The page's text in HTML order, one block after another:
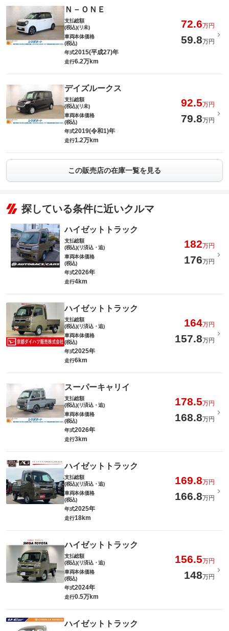
Ｎ－ＯＮＥ
支払総額
(税込)(リ未)
72.6万円
車両本体価格
(税込)
59.8万円
年式2015(平成27)年
走行6.2万km
デイズルークス
支払総額
(税込)(リ未)
92.5万円
車両本体価格
(税込)
79.8万円
年式2019(令和1)年
走行1.2万km
この販売店の在庫一覧を見る
探している条件に近いクルマ
ハイゼットトラック
支払総額
(税込)(リ済込・追)
182万円
車両本体価格
(税込)
176万円
年式2026年
走行4km
ハイゼットトラック
支払総額
(税込)(リ済込・追)
164万円
車両本体価格
(税込)
157.8万円
年式2025年
走行6km
スーパーキャリイ
支払総額
(税込)(リ済込・追)
178.5万円
車両本体価格
(税込)
168.8万円
年式2026年
走行3km
ハイゼットトラック
支払総額
(税込)(リ済込・追)
169.8万円
車両本体価格
(税込)
166.8万円
年式2025年
走行18km
ハイゼットトラック
支払総額
(税込)(リ済込・追)
156.5万円
車両本体価格
(税込)
148万円
年式2024年
走行0.5万km
ハイゼットトラック